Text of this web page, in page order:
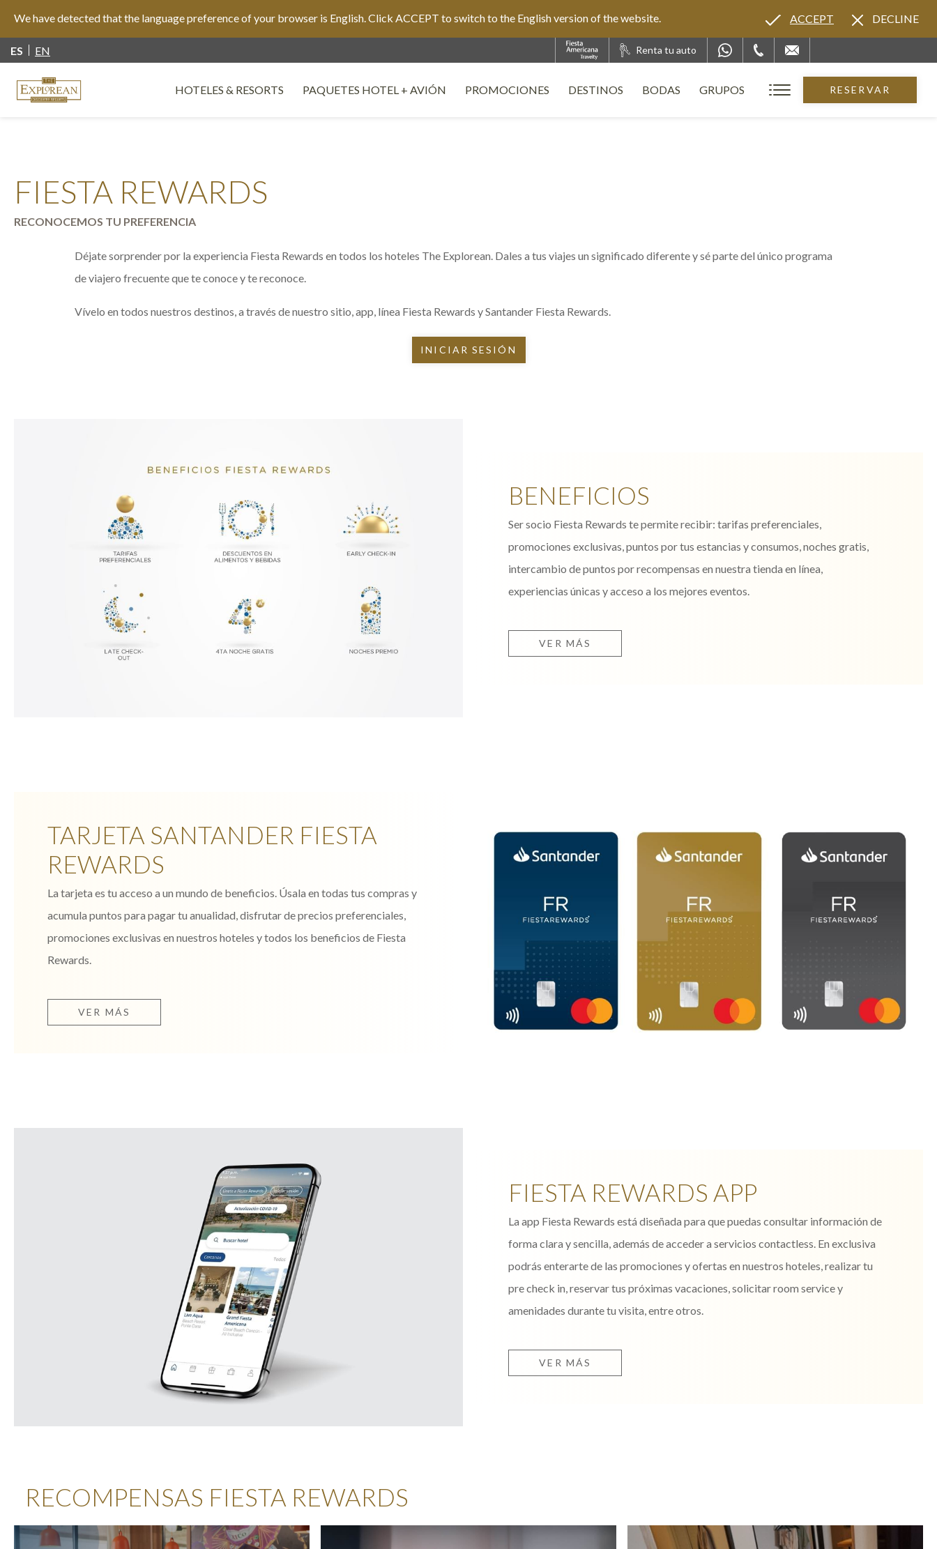
ES EN Renta tu auto
HOTELES & RESORTS
PAQUETES HOTEL + AVIÓN
OPENS IN A NEW TAB.
PROMOCIONES DESTINOS BODAS GRUPOS RESERVAR
We have detected that the language preference of your browser is English. Click ACCEPT to switch to the English version of the website. ACCEPT DECLINE
FIESTA REWARDS
RECONOCEMOS TU PREFERENCIA
Déjate sorprender por la experiencia Fiesta Rewards en todos los hoteles The Explorean. Dales a tus viajes un significado diferente y sé parte del único programa
de viajero frecuente que te conoce y te reconoce.
Vívelo en todos nuestros destinos, a través de nuestro sitio, app, línea Fiesta Rewards y Santander Fiesta Rewards.
INICIAR SESIÓN
BENEFICIOS
Ser socio Fiesta Rewards te permite recibir: tarifas preferenciales,
promociones exclusivas, puntos por tus estancias y consumos, noches gratis,
intercambio de puntos por recompensas en nuestra tienda en línea,
experiencias únicas y acceso a los mejores eventos.
VER MÁS
TARJETA SANTANDER FIESTA
REWARDS
La tarjeta es tu acceso a un mundo de beneficios. Úsala en todas tus compras y
acumula puntos para pagar tu anualidad, disfrutar de precios preferenciales,
promociones exclusivas en nuestros hoteles y todos los beneficios de Fiesta
Rewards.
VER MÁS
FIESTA REWARDS APP
La app Fiesta Rewards está diseñada para que puedas consultar información de
forma clara y sencilla, además de acceder a servicios contactless. En exclusiva
podrás enterarte de las promociones y ofertas en nuestros hoteles, realizar tu
pre check in, reservar tus próximas vacaciones, solicitar room service y
amenidades durante tu visita, entre otros.
VER MÁS
RECOMPENSAS FIESTA REWARDS